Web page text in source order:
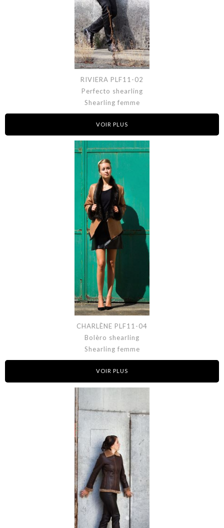
RIVIERA PLF11-02
Perfecto shearling
Shearling femme
VOIR PLUS
CHARLÈNE PLF11-04
Bolèro shearling
Shearling femme
VOIR PLUS